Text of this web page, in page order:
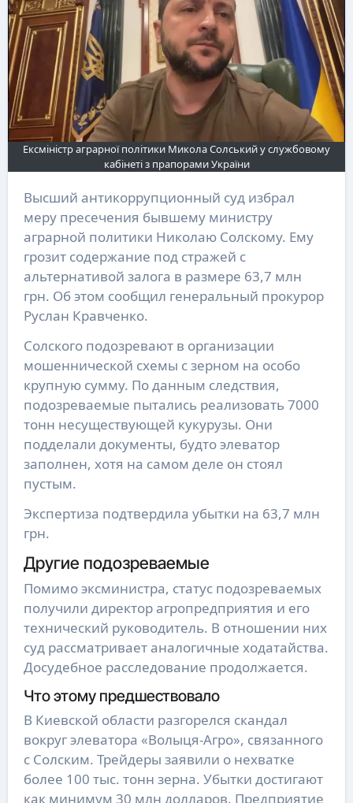
Ексміністр аграрної політики Микола Солський у службовому
кабінеті з прапорами України
Высший антикоррупционный суд избрал
меру пресечения бывшему министру
аграрной политики Николаю Солскому. Ему
грозит содержание под стражей с
альтернативой залога в размере 63,7 млн
грн. Об этом сообщил генеральный прокурор
Руслан Кравченко.
Солского подозревают в организации
мошеннической схемы с зерном на особо
крупную сумму. По данным следствия,
подозреваемые пытались реализовать 7000
тонн несуществующей кукурузы. Они
подделали документы, будто элеватор
заполнен, хотя на самом деле он стоял
пустым.
Экспертиза подтвердила убытки на 63,7 млн
грн.
Другие подозреваемые
Помимо эксминистра, статус подозреваемых
получили директор агропредприятия и его
технический руководитель. В отношении них
суд рассматривает аналогичные ходатайства.
Досудебное расследование продолжается.
Что этому предшествовало
В Киевской области разгорелся скандал
вокруг элеватора «Волыця-Агро», связанного
с Солским. Трейдеры заявили о нехватке
более 100 тыс. тонн зерна. Убытки достигают
как минимум 30 млн долларов. Предприятие